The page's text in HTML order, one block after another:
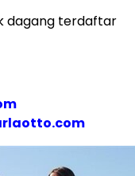
dagang terdaftar